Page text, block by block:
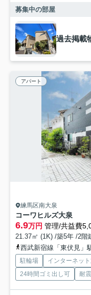
募集中の部屋
過去掲載
アパート
練馬区南大泉
コーワヒルズ大泉
6.9万円 管理/共益費
21.37㎡ (1K) /築5年 /2階
西武新宿線「東伏見」
駐輪場 インターネッ
24時間ゴミ出し可
耐